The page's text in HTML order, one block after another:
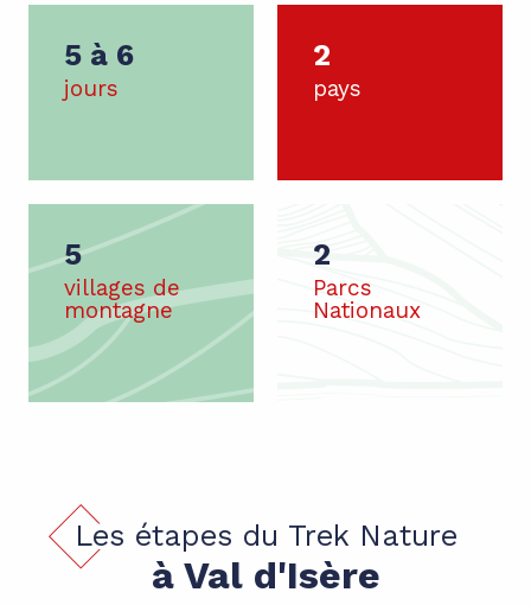
5 à 6
jours
2
pays
5
villages de
montagne
2
Parcs
Nationaux
Les étapes du Trek Nature
à Val d'Isère